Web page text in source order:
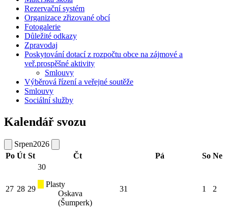
Rezervační systém
Organizace zřizované obcí
Fotogalerie
Důležité odkazy
Zpravodaj
Poskytování dotací z rozpočtu obce na zájmové a
veř.prospěšné aktivity
Smlouvy
Výběrová řízení a veřejné soutěže
Smlouvy
Sociální služby
Kalendář svozu
Srpen2026
Po Út St Čt Pá So Ne
27 28 29
30
Plasty
Oskava
(Šumperk)
31 1 2